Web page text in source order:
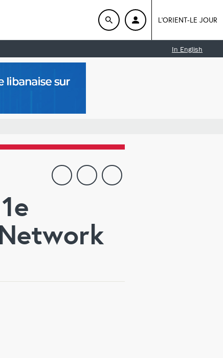
L'ORIENT-LE JOUR
In English